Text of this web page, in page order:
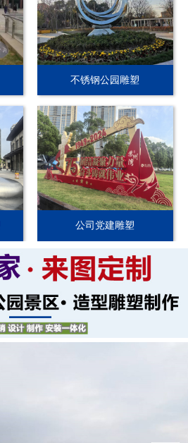
不锈钢公园雕塑
公司党建雕塑